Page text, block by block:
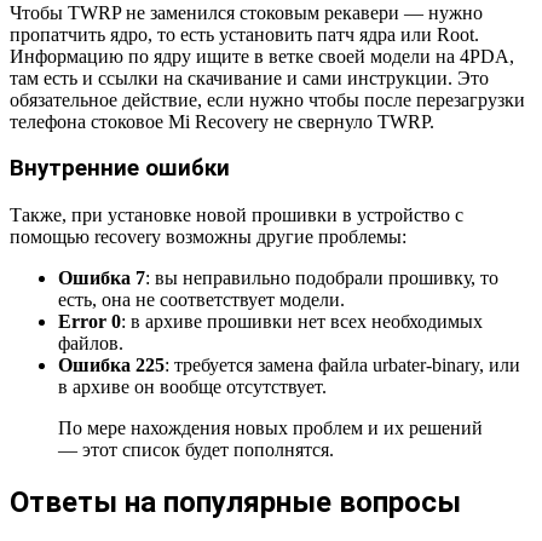
Чтобы TWRP не заменился стоковым рекавери — нужно
пропатчить ядро, то есть установить патч ядра или Root.
Информацию по ядру ищите в ветке своей модели на 4PDA,
там есть и ссылки на скачивание и сами инструкции. Это
обязательное действие, если нужно чтобы после перезагрузки
телефона стоковое Mi Recovery не свернуло TWRP.
Внутренние ошибки
Также, при установке новой прошивки в устройство с
помощью recovery возможны другие проблемы:
Ошибка 7: вы неправильно подобрали прошивку, то
есть, она не соответствует модели.
Error 0: в архиве прошивки нет всех необходимых
файлов.
Ошибка 225: требуется замена файла urbater-binary, или
в архиве он вообще отсутствует.
По мере нахождения новых проблем и их решений
— этот список будет пополнятся.
Ответы на популярные вопросы